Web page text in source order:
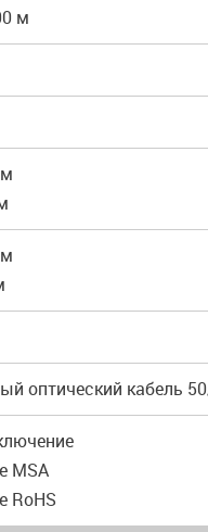
м
оптический кабель
MSA
RoHS